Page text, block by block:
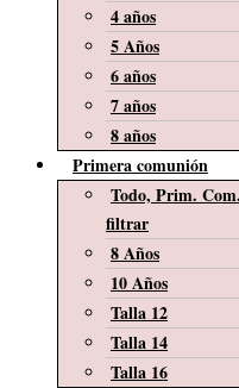
4 años
5 Años
6 años
7 años
8 años
Primera comunión
Todo, Prim.
filtrar
8 Años
10 Años
Talla 12
Talla 14
Talla 16